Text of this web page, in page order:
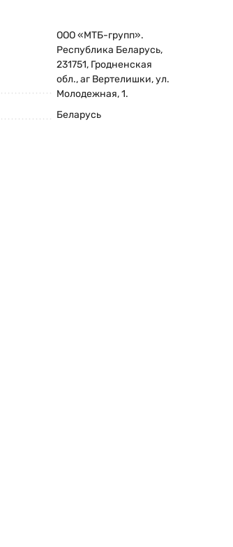
ООО «МТБ-групп».
Республика Беларусь,
231751, Гродненская
обл., аг Вертелишки, ул.
Молодежная, 1.
Беларусь